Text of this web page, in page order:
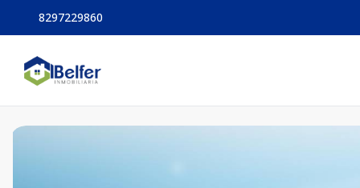
8297229860